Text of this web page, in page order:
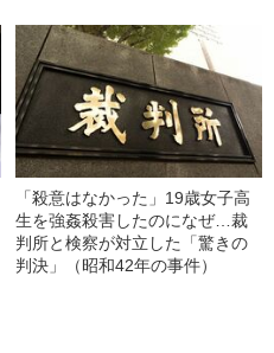
「殺意はなかった」19歳女子高
生を強姦殺害したのになぜ…裁
判所と検察が対立した「驚きの
判決」（昭和42年の事件）